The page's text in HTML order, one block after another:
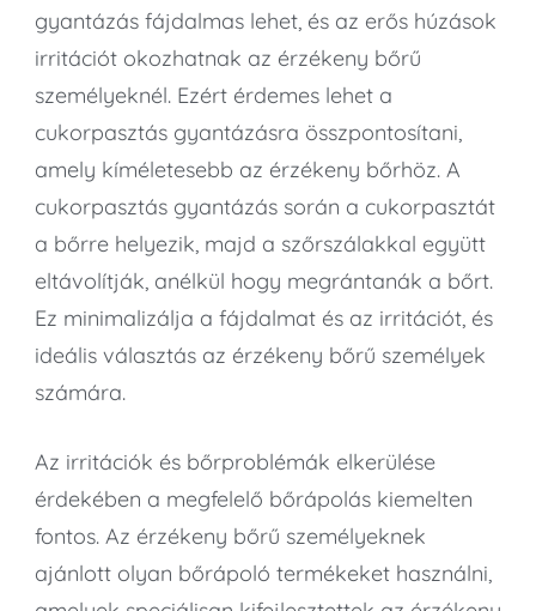
gyantázás fájdalmas lehet, és az erős húzások
irritációt okozhatnak az érzékeny bőrű
személyeknél. Ezért érdemes lehet a
cukorpasztás gyantázásra összpontosítani,
amely kíméletesebb az érzékeny bőrhöz. A
cukorpasztás gyantázás során a cukorpasztát
a bőrre helyezik, majd a szőrszálakkal együtt
eltávolítják, anélkül hogy megrántanák a bőrt.
Ez minimalizálja a fájdalmat és az irritációt, és
ideális választás az érzékeny bőrű személyek
számára.
Az irritációk és bőrproblémák elkerülése
érdekében a megfelelő bőrápolás kiemelten
fontos. Az érzékeny bőrű személyeknek
ajánlott olyan bőrápoló termékeket használni,